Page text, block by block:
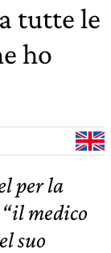
tutte le
ho
per la
“il medico
suo